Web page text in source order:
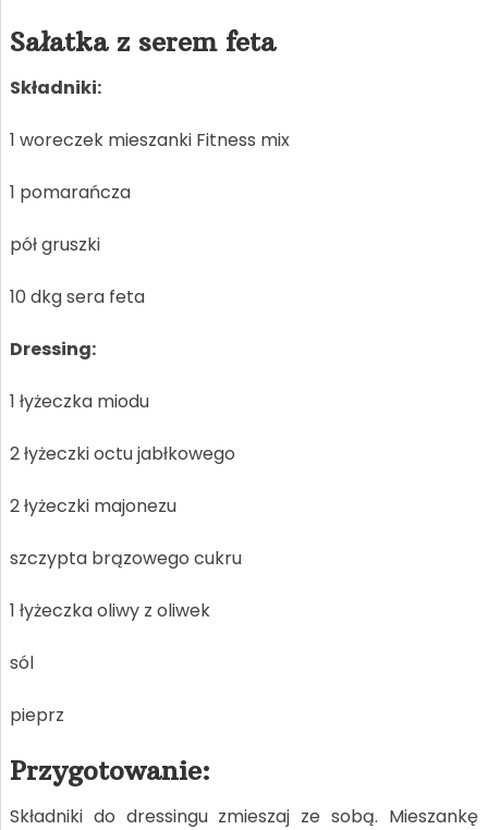
Sałatka z serem feta
Składniki:
1 woreczek mieszanki Fitness mix
1 pomarańcza
pół gruszki
10 dkg sera feta
Dressing:
1 łyżeczka miodu
2 łyżeczki octu jabłkowego
2 łyżeczki majonezu
szczypta brązowego cukru
1 łyżeczka oliwy z oliwek
sól
pieprz
Przygotowanie:
Składniki do dressingu zmieszaj ze sobą. Mieszankę